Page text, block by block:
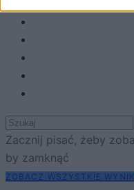
Zacznij pisać, żeby
by zamknąć
ZOBACZ WSZYSTKIE